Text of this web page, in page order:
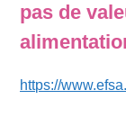
pas de
https://